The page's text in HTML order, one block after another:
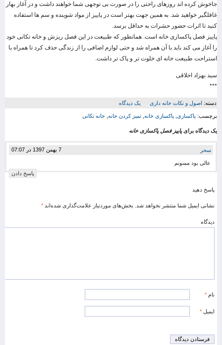
جاخوش کرده اند روزهای راحتی را در صورت بی توجهی شما خواهند داشت و در آغاز بهار
غافلگیر خواهید شد. به همین جهت بهتر است در پاییز از مواد شوینده و سم ها استفاده
کنید تا اثرات حضور حشرات به حداقل برسد.
پاییز فصل پاکسازی خانه است. همانطور که طبیعت در این فصل ریزش و خانه تکانی خود
را آغاز می کند باید با آن همراه شد و حتی لوازم اضافی را از زندگی حذف کرد تا همراه با
استراحت طبیعت خانه ای خلوت تر و پاک تر داشت.
سید بهزاد اخلاقی
***
دسته: اصول و نکات خانه داری یک دیدگاه
برچسب: پاکسازی پاکسازی خانه تمیز کردن خانه خانه تکانی
یک دیدگاه برایپاییز فصل پاکسازی خانه
سحر 7 بهمن 1397 در 07:07
عالی بود ممنونم
پاسخ دادن
پاسخ دهید
نشانی ایمیل شما منتشر نخواهد شد. بخش‌های موردنیاز علامت‌گذاری شده‌اند *
دیدگاه
نام *
ایمیل *